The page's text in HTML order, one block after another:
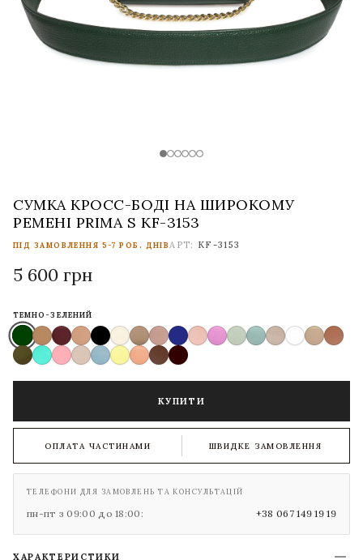
СУМКА КРОСС-БОДІ НА ШИРОКОМУ
РЕМЕНІ PRIMA S KF-3153
ПІД ЗАМОВЛЕННЯ 5-7 РОБ. ДНІВ АРТ: KF-3153
5 600 грн
ТЕМНО-ЗЕЛЕНИЙ
КУПИТИ
ОПЛАТА ЧАСТИНАМИ ШВИДКЕ ЗАМОВЛЕННЯ
ТЕЛЕФОНИ ДЛЯ ЗАМОВЛЕНЬ ТА КОНСУЛЬТАЦІЙ
пн-пт з 09:00 до 18:00: +38 067 149 19 19
ХАРАКТЕРИСТИКИ